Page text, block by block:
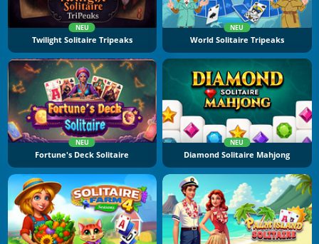
NEU
Twilight Solitaire Tripeaks
NEU
World Solitaire Tripeaks
NEU
Fortune's Deck Solitaire
NEU
Diamond Solitaire Mahjong